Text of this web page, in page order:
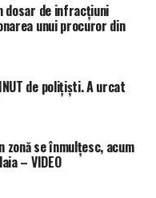
dosar de infracțiuni
unui procuror din
de polițiști. A urcat
zonă se înmulțesc, acum
– VIDEO